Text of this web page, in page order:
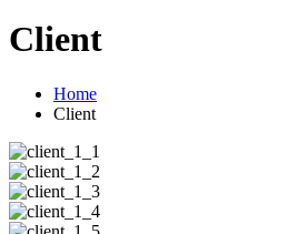
Client
Home
Client